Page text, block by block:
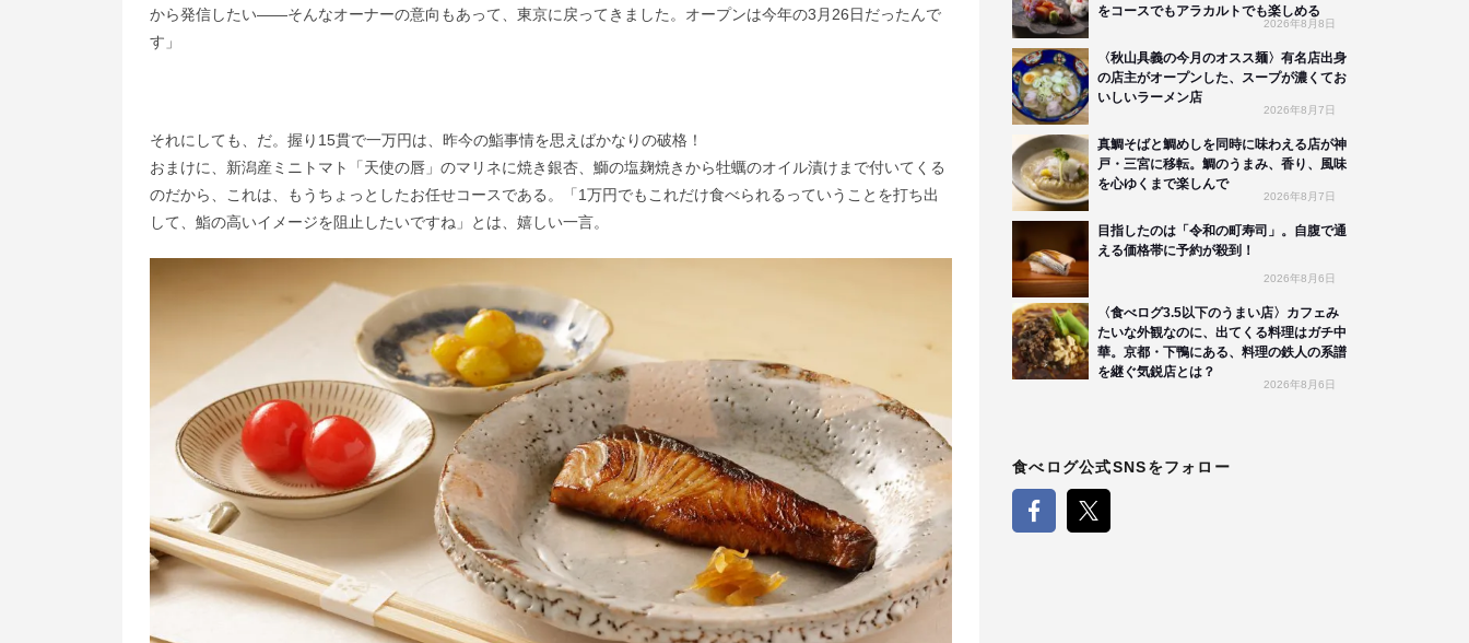
から発信したい——そんなオーナーの意向もあって、東京に戻ってきました。オープンは今年の3月26日だったんで
す」
それにしても、だ。握り15貫で一万円は、昨今の鮨事情を思えばかなりの破格！
おまけに、新潟産ミニトマト「天使の唇」のマリネに焼き銀杏、鰤の塩麹焼きから牡蠣のオイル漬けまで付いてくる
のだから、これは、もうちょっとしたお任せコースである。「1万円でもこれだけ食べられるっていうことを打ち出
して、鮨の高いイメージを阻止したいですね」とは、嬉しい一言。
をコースでもアラカルトでも楽しめる
2026年8月8日
〈秋山具義の今月のオスス麺〉有名店出身
の店主がオープンした、スープが濃くてお
いしいラーメン店
2026年8月7日
真鯛そばと鯛めしを同時に味わえる店が神
戸・三宮に移転。鯛のうまみ、香り、風味
を心ゆくまで楽しんで
2026年8月7日
目指したのは「令和の町寿司」。自腹で通
える価格帯に予約が殺到！
2026年8月6日
〈食べログ3.5以下のうまい店〉カフェみ
たいな外観なのに、出てくる料理はガチ中
華。京都・下鴨にある、料理の鉄人の系譜
を継ぐ気鋭店とは？
2026年8月6日
食べログ公式SNSをフォロー